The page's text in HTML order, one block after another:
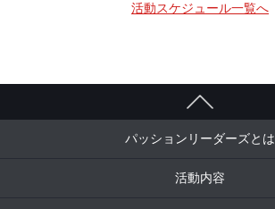
活動スケジュール一覧へ
パッションリーダーズとは
活動内容